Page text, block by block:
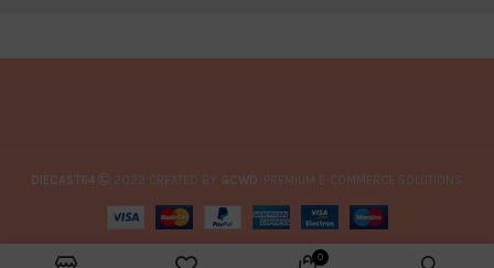
DIECAST64 2022 CREATED BY GCWD . PREMIUM E-COMMERCE SOLUTIONS.
0